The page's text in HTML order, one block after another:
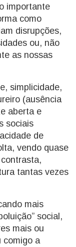
importante
como
disrupções,
ou, não
as nossas
simplicidade,
(ausência
aberta e
sociais
de
vendo quase
tantas vezes
mais
social,
mais ou
comigo a